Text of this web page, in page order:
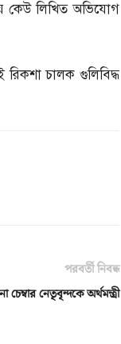
কেউ লিখিত অভিযোগ
চালক গুলিবিদ্ধ
পরবর্তী নিবন্ধ
চেম্বার নেতৃবৃন্দকে অর্থমন্ত্রী